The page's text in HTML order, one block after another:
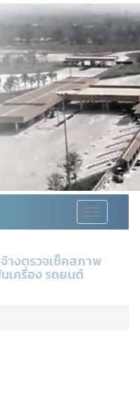
Toggle
navigation
างตรวจเช็คสภาพ
เครื่อง รถยนต์